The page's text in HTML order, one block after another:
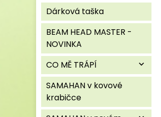
Dárková taška
BEAM HEAD MASTER -
NOVINKA
CO MĚ TRÁPÍ
expand_more
SAMAHAN v kovové
krabičce